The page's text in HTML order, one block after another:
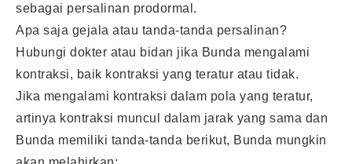
sebagai persalinan prodormal.
Apa saja gejala atau tanda-tanda persalinan?
Hubungi dokter atau bidan jika Bunda mengalami
kontraksi, baik kontraksi yang teratur atau tidak.
Jika mengalami kontraksi dalam pola yang teratur,
artinya kontraksi muncul dalam jarak yang sama dan
Bunda memiliki tanda-tanda berikut, Bunda mungkin